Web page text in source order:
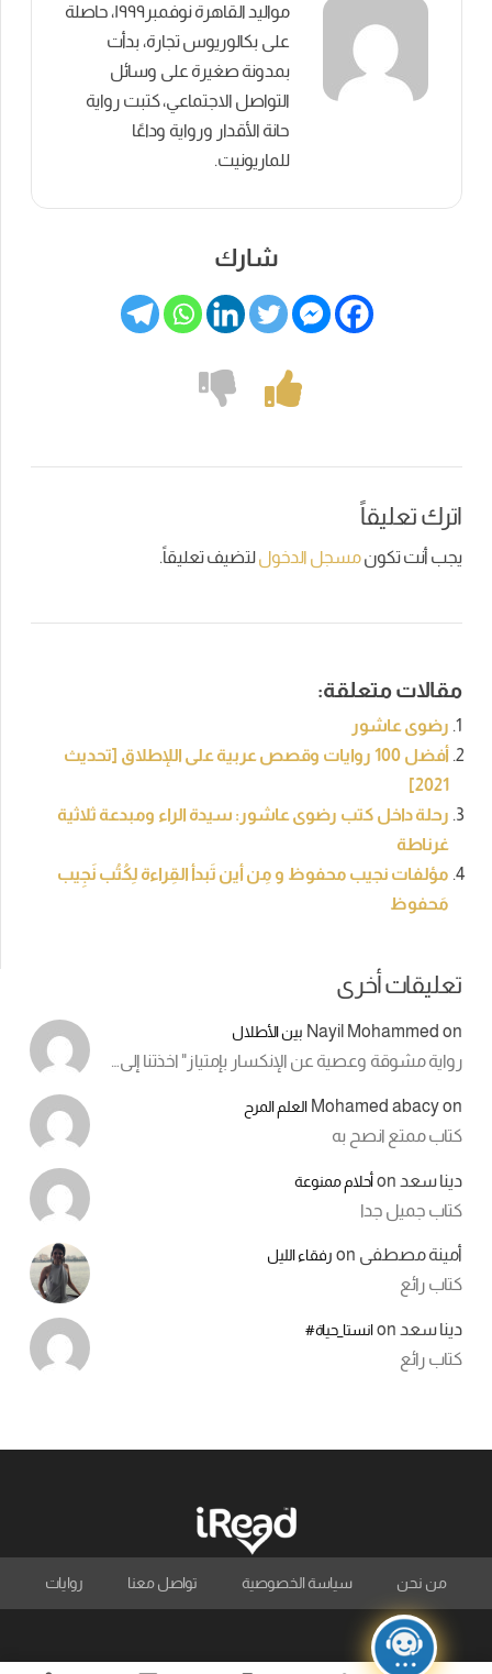
مواليد القاهرة نوفمبر١٩٩٩، حاصلة
على بكالوريوس تجارة، بدأت
بمدونة صغيرة على وسائل
التواصل الاجتماعي، كتبت رواية
حانة الأقدار ورواية وداعًا
للماريونيت.
شارك
اترك تعليقاً
يجب أنت تكونمسجل الدخوللتضيف تعليقاً.
مقالات متعلقة:
رضوى عاشور
أفضل 100 روايات وقصص عربية على اللإطلاق [تحديث
2021]
رحلة داخل كتب رضوى عاشور: سيدة الراء ومبدعة ثلاثية
غرناطة
مؤلفات نجيب محفوظ و مِن أين تَبدأ القِراءة لِكُتُب نَجِيب
مَحفوظ
تعليقات أخرى
Nayil Mohammed on بين الأطلال
رواية مشوقة وعصية عن الإنكسار بإمتياز" اخذتنا إلى…
Mohamed abacyon العلم المرح
كتاب ممتع انصح به
دينا سعد onأحلام ممنوعة
كتاب جميل جدا
أمينة مصطفى on رفقاء الليل
كتاب رائع
دينا سعد onانستا_حياة#
كتاب رائع
من نحن سياسة الخصوصية تواصل معنا روايات